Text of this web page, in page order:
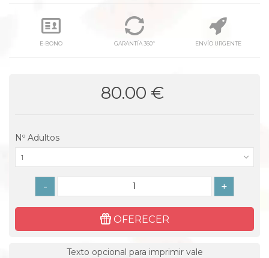
E-BONO GARANTÍA 360º ENVÍO URGENTE
80.00 €
Nº Adultos
1
- +
OFERECER
Texto opcional para imprimir vale